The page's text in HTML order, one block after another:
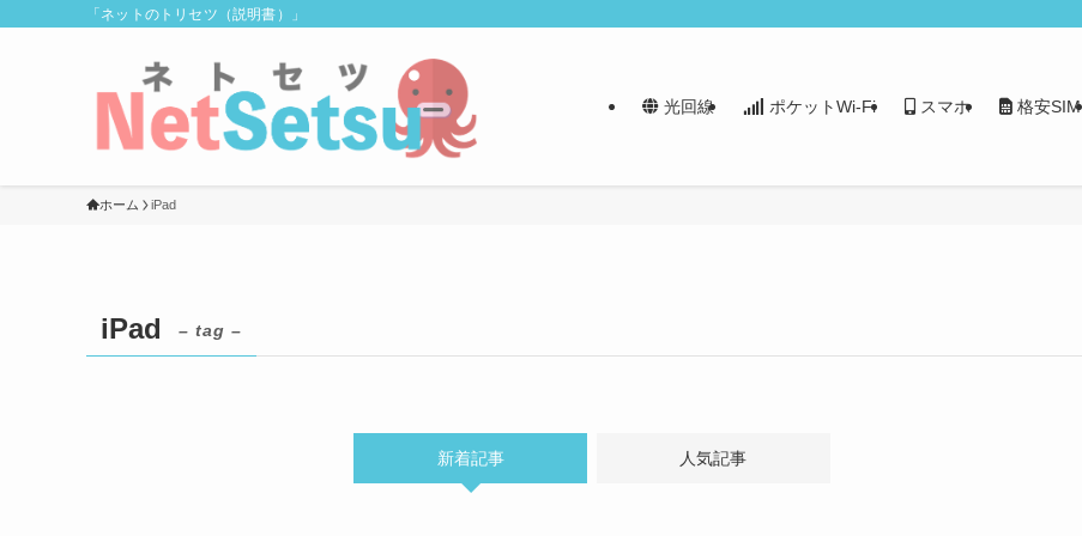
「ネットのトリセツ（説明書）」
光回線 ポケットWi-Fi スマホ 格安SIM
ホーム iPad
iPad – tag –
新着記事 人気記事